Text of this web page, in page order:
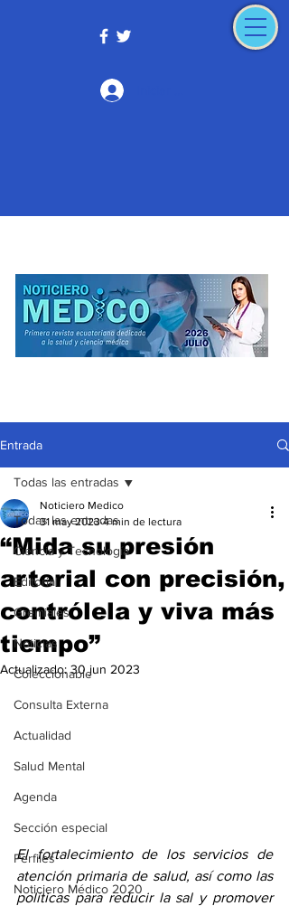
Entrada
Todas las entradas
Ciencia y Tecnología
Editorial
Gremiales
Noticias
Coleccionable
Consulta Externa
Actualidad
Salud Mental
Agenda
Sección especial
Perfiles
Noticiero Médico 2020
Todas las entradas
“Mida su presión
arterial con precisión,
contrólela y viva más
tiempo”
Noticiero Medico
31 may 2023 4 min de lectura
Actualizado:30 jun 2023
El fortalecimiento de los servicios de
atención primaria de salud, así como las
políticas para reducir la sal y promover